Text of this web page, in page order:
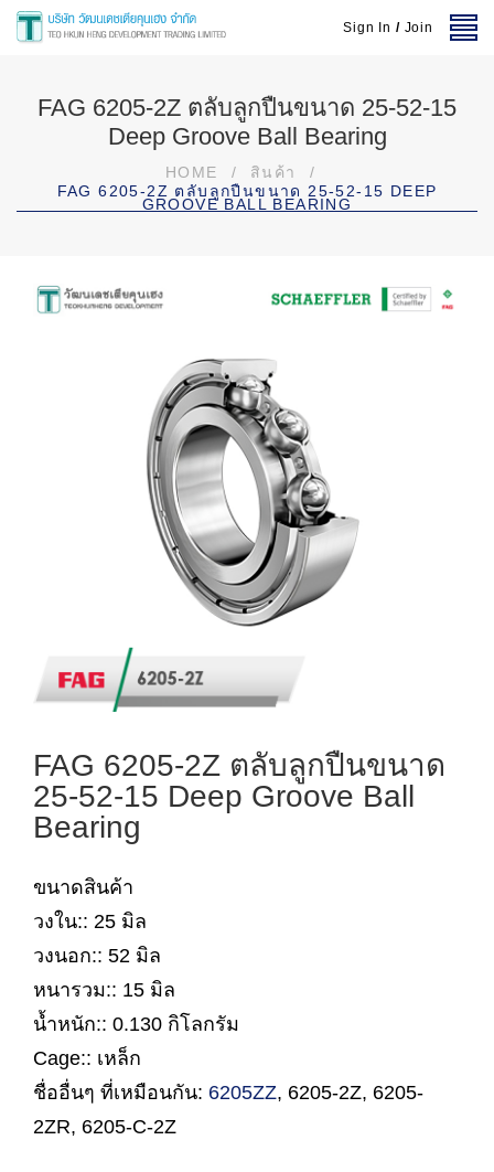
Sign In / Join
FAG 6205-2Z ตลับลูกปืนขนาด 25-52-15
Deep Groove Ball Bearing
HOME / สินค้า
/
FAG 6205-2Z ตลับลูกปืนขนาด 25-52-15 DEEP
GROOVE BALL BEARING
FAG 6205-2Z ตลับลูกปืนขนาด
25-52-15 Deep Groove Ball
Bearing
ขนาดสินค้า
วงใน:: 25 มิล
วงนอก:: 52 มิล
หนารวม:: 15 มิล
น้ำหนัก:: 0.130 กิโลกรัม
Cage:: เหล็ก
ชื่ออื่นๆ ที่เหมือนกัน: 6205ZZ, 6205-2Z, 6205-
2ZR, 6205-C-2Z